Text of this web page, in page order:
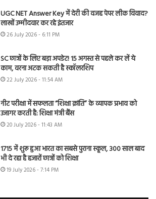
UGC NET Answer Key में देरी की वजह पेपर लीक विवाद?
लाखों उम्मीदवार कर रहे इंतजार
26 July 2026 - 6:11 PM
SC छात्रों के लिए बड़ा अपडेट! 15 अगस्त से पहले कर लें ये
काम, वरना अटक सकती है स्कॉलरशिप
22 July 2026 - 11:54 AM
नीट परीक्षा में सफलता “शिक्षा क्रांति” के व्यापक प्रभाव को
उजागर करती है: शिक्षा मंत्री बैंस
20 July 2026 - 11:43 AM
1715 में शुरू हुआ भारत का सबसे पुराना स्कूल, 300 साल बाद
भी दे रहा है हजारों छात्रों को शिक्षा
19 July 2026 - 7:14 PM